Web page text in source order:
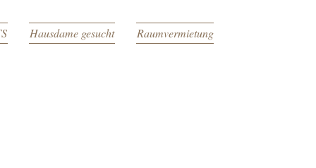
Hausdame gesucht Raumvermietung